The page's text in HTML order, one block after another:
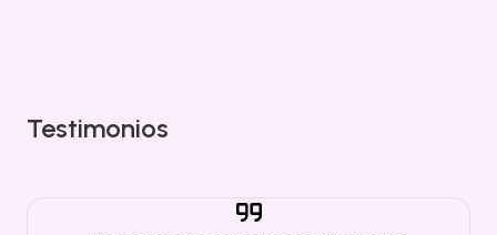
Testimonios